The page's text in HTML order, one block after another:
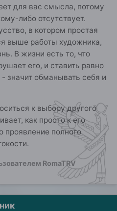
для вас смысла, потому
либо отсутствует.
в котором простая
выше работы художника,
В жизни есть то, что
его, и ставить равно
обманывать себя и
к выбору другого
как просто к его
проявление полного
RomaTRV